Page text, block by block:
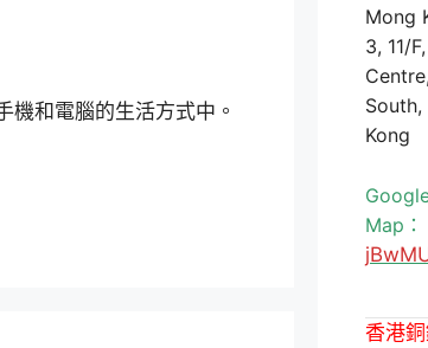
和電腦的生活方式中。
Mong
3, 11/
Kong
Map：
香港